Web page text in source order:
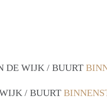
DE WIJK / BUURT
/ BUURT